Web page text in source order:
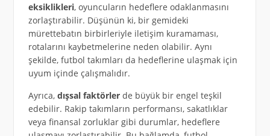
eksiklikleri, oyuncuların hedeflere odaklanmasını
zorlaştırabilir. Düşünün ki, bir gemideki
mürettebatın birbirleriyle iletişim kuramaması,
rotalarını kaybetmelerine neden olabilir. Aynı
şekilde, futbol takımları da hedeflerine ulaşmak için
uyum içinde çalışmalıdır.
Ayrıca, dışsal faktörlerde büyük bir engel teşkil
edebilir. Rakip takımların performansı, sakatlıklar
veya finansal zorluklar gibi durumlar, hedeflere